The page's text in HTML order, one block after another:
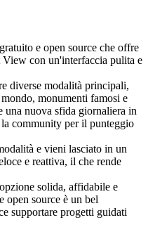
e open source che offre
View con un'interfaccia pulita e
diverse modalità principali,
monumenti famosi e
una nuova sfida giornaliera in
community per il punteggio
e vieni lasciato in un
e reattiva, il che rende
solida, affidabile e
open source è un bel
supportare progetti guidati